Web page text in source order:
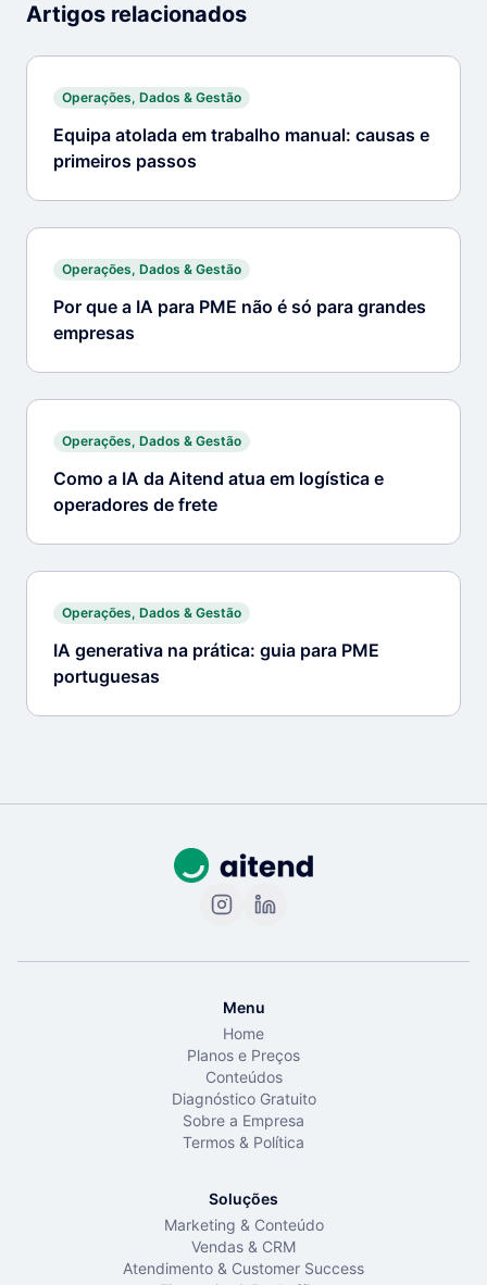
Artigos relacionados
Operações, Dados & Gestão
Equipa atolada em trabalho manual: causas e
primeiros passos
Operações, Dados & Gestão
Por que a IA para PME não é só para grandes
empresas
Operações, Dados & Gestão
Como a IA da Aitend atua em logística e
operadores de frete
Operações, Dados & Gestão
IA generativa na prática: guia para PME
portuguesas
Menu
Home
Planos e Preços
Conteúdos
Diagnóstico Gratuito
Sobre a Empresa
Termos & Política
Soluções
Marketing & Conteúdo
Vendas & CRM
Atendimento & Customer Success